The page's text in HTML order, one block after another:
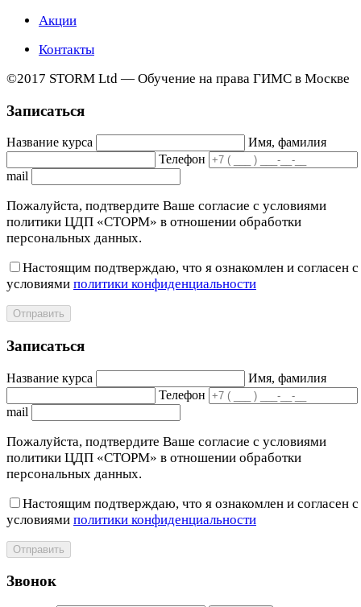
Акции
Контакты
©2017 STORM Ltd — Обучение на права ГИМС в Москве
Записаться
Название курса
Имя, фамилия
Телефон
mail
Пожалуйста, подтвердите Ваше согласие с условиями
политики ЦДП «СТОРМ» в отношении обработки
персональных данных.
Настоящим подтверждаю, что я ознакомлен и согласен с
условиями политики конфиденциальности
Отправить
Записаться
Название курса
Имя, фамилия
Телефон
mail
Пожалуйста, подтвердите Ваше согласие с условиями
политики ЦДП «СТОРМ» в отношении обработки
персональных данных.
Настоящим подтверждаю, что я ознакомлен и согласен с
условиями политики конфиденциальности
Отправить
Звонок